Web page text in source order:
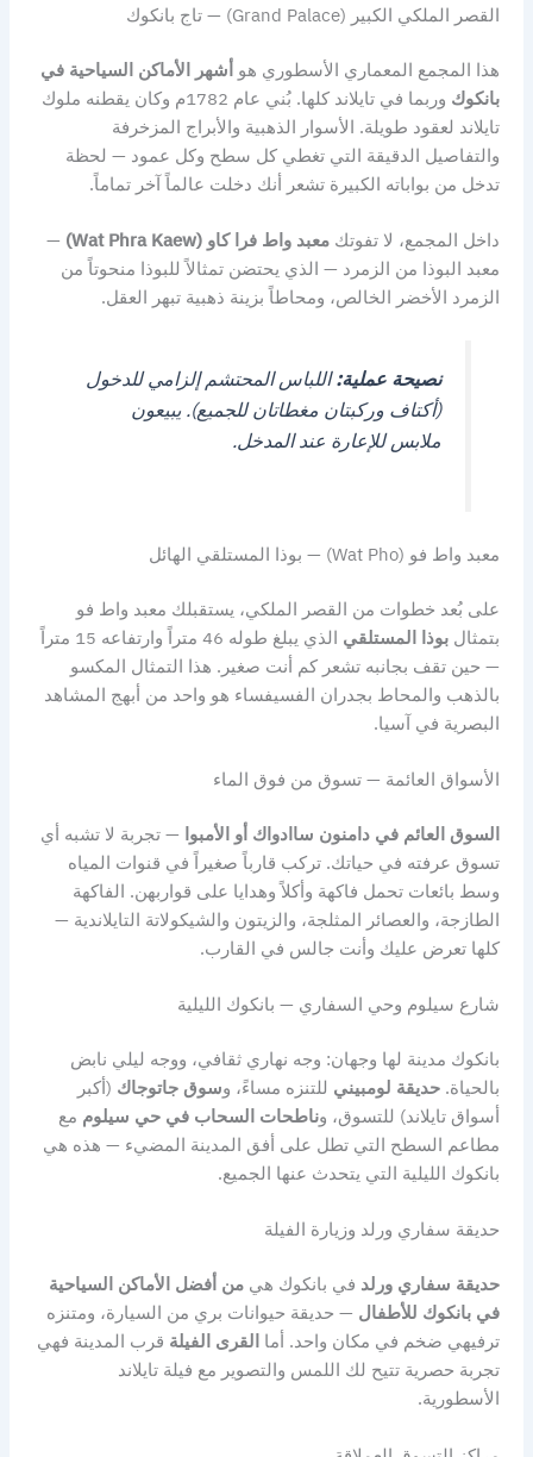
القصر الملكي الكبير (Grand Palace) — تاج بانكوك
هذا المجمع المعماري الأسطوري هو أشهر الأماكن السياحية في
بانكوك
وربما في تايلاند كلها. بُني عام 1782م وكان يقطنه ملوك
تايلاند لعقود طويلة. الأسوار الذهبية والأبراج المزخرفة
والتفاصيل الدقيقة التي تغطي كل سطح وكل عمود — لحظة
تدخل من بواباته الكبيرة تشعر أنك دخلت عالماً آخر تماماً.
داخل المجمع، لا تفوتك معبد واط فرا كاو (Wat Phra Kaew)
—
معبد البوذا من الزمرد — الذي يحتضن تمثالاً للبوذا منحوتاً من
الزمرد الأخضر الخالص، ومحاطاً بزينة ذهبية تبهر العقل.
نصيحة عملية:اللباس المحتشم إلزامي للدخول
(أكتاف وركبتان مغطاتان للجميع). يبيعون
ملابس للإعارة عند المدخل.
معبد واط فو (Wat Pho) — بوذا المستلقي الهائل
على بُعد خطوات من القصر الملكي، يستقبلك معبد واط فو
بتمثال بوذا المستلقي
الذي يبلغ طوله 46 متراً وارتفاعه 15 متراً
— حين تقف بجانبه تشعر كم أنت صغير. هذا التمثال المكسو
بالذهب والمحاط بجدران الفسيفساء هو واحد من أبهج المشاهد
البصرية في آسيا.
الأسواق العائمة — تسوق من فوق الماء
السوق العائم في دامنون ساادواك أو الأمبوا — تجربة لا تشبه أي
تسوق عرفته في حياتك. تركب قارباً صغيراً في قنوات المياه
وسط بائعات تحمل فاكهة وأكلاً وهدايا على قواربهن. الفاكهة
الطازجة، والعصائر المثلجة، والزيتون والشيكولاتة التايلاندية —
كلها تعرض عليك وأنت جالس في القارب.
شارع سيلوم وحي السفاري — بانكوك الليلية
بانكوك مدينة لها وجهان: وجه نهاري ثقافي، ووجه ليلي نابض
بالحياة. حديقة لومبيني للتنزه مساءً، وسوق جاتوجاك (أكبر
أسواق تايلاند) للتسوق، وناطحات السحاب في حي سيلوم مع
مطاعم السطح التي تطل على أفق المدينة المضيء — هذه هي
بانكوك الليلية التي يتحدث عنها الجميع.
حديقة سفاري ورلد وزيارة الفيلة
حديقة سفاري ورلد في بانكوك هي من أفضل الأماكن السياحية
في بانكوك للأطفال — حديقة حيوانات بري من السيارة، ومتنزه
ترفيهي ضخم في مكان واحد. أما القرى الفيلة قرب المدينة فهي
تجربة حصرية تتيح لك اللمس والتصوير مع فيلة تايلاند
الأسطورية.